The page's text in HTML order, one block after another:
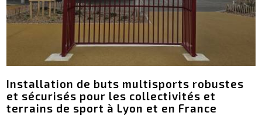
Installation de buts multisports robustes
et sécurisés pour les collectivités et
terrains de sport à Lyon et en France